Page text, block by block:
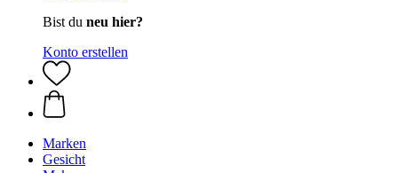
Bist du neu hier?
Konto erstellen
Marken
Gesicht